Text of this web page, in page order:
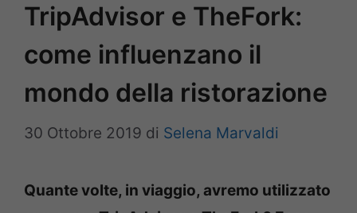
TripAdvisor e TheFork:
come influenzano il
mondo della ristorazione
30 Ottobre 2019 di Selena Marvaldi
Quante volte, in viaggio, avremo utilizzato